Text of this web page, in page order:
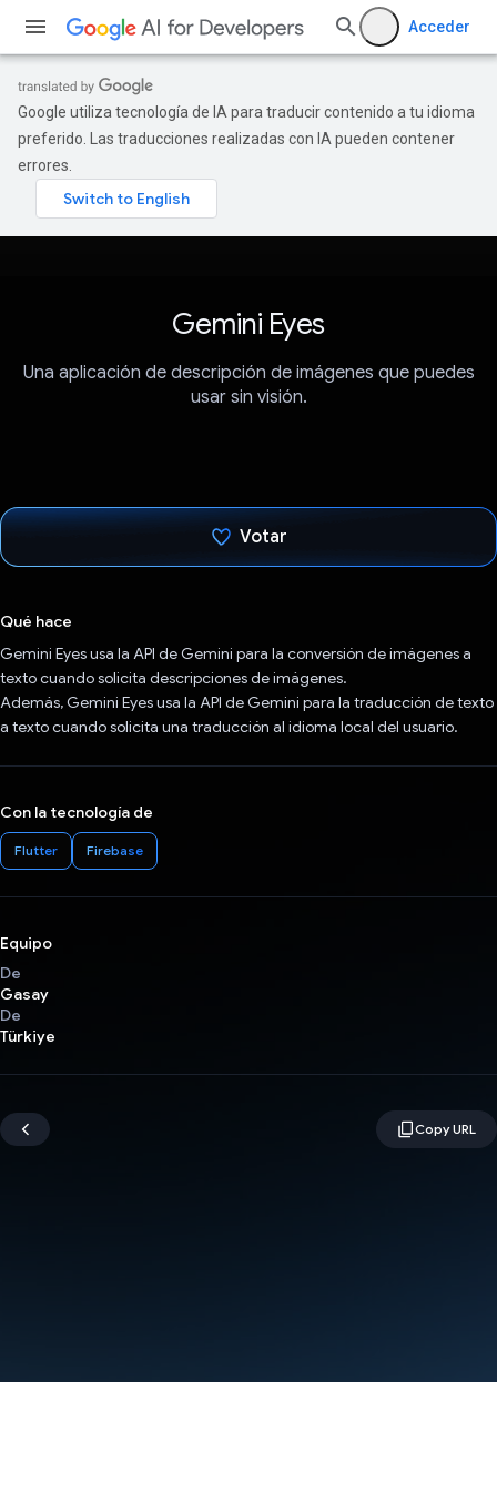
Acceder
Google utiliza tecnología de IA para traducir contenido a tu idioma
preferido. Las traducciones realizadas con IA pueden contener
errores.
Gemini Eyes
Una aplicación de descripción de imágenes que puedes
usar sin visión.
Votar
Qué hace
Gemini Eyes usa la API de Gemini para la conversión de imágenes a
texto cuando solicita descripciones de imágenes.
Además, Gemini Eyes usa la API de Gemini para la traducción de texto
a texto cuando solicita una traducción al idioma local del usuario.
Con la tecnología de
Flutter Firebase
Equipo
De
Gasay
De
Türkiye